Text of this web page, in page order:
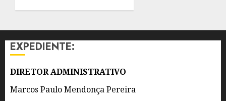
EM
GONÇALO
EXPEDIENTE:
DIRETOR ADMINISTRATIVO
Marcos Paulo Mendonça Pereira